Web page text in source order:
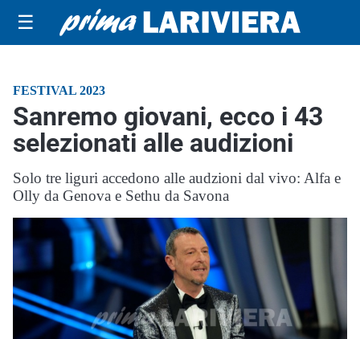
☰
FESTIVAL 2023
Sanremo giovani, ecco i 43
selezionati alle audizioni
Solo tre liguri accedono alle audzioni dal vivo: Alfa e
Olly da Genova e Sethu da Savona